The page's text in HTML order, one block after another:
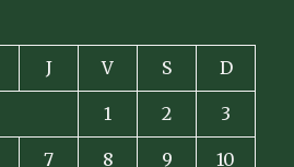
J V S D
1 2 3
7 8 9 10